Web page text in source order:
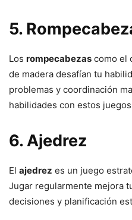
5.
Los rompecabezas como el
de madera desafían tu
problemas y coordinación
habilidades con estos
6. Ajedrez
El ajedrez es un juego
Jugar regularmente mejora
decisiones y planificación